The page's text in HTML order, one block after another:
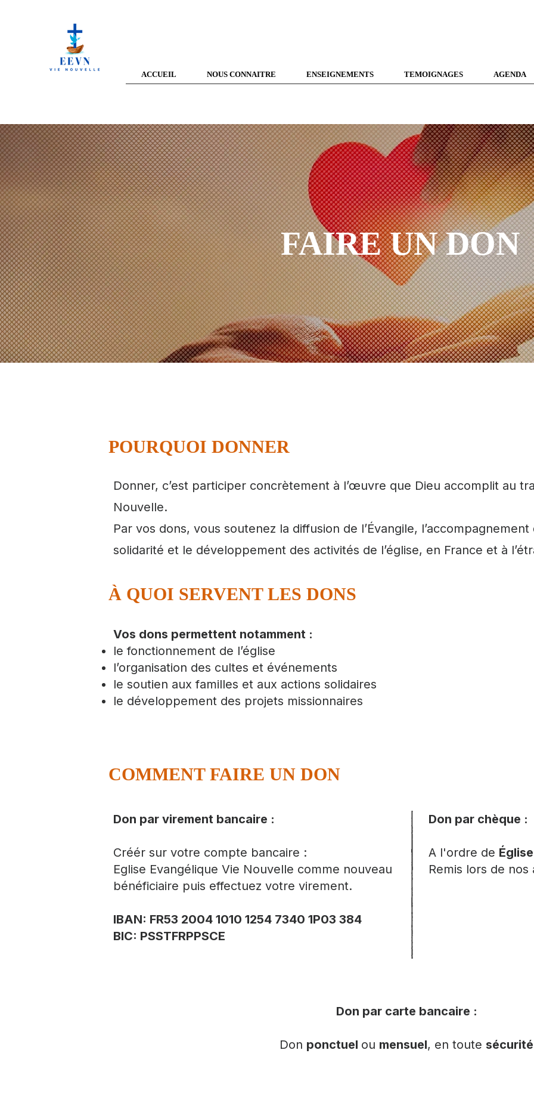
ACCUEIL NOUS CONNAITRE ENSEIGNEMENTS TEMOIGNAGES AGENDA
FAIRE UN DON
POURQUOI DONNER
Donner, c’est participer concrètement à l’œuvre que Dieu accomplit au
Nouvelle.
Par vos dons, vous soutenez la diffusion de l’Évangile,
solidarité et le développement des activités de l’église, en France et à
À QUOI SERVENT LES DONS
Vos dons permettent notamment :
le fonctionnement de l’église
l’organisation des cultes et événements
le soutien aux familles et aux actions solidaires
le développement des projets missionnaires
COMMENT FAIRE UN DON
Don par virement bancaire :
Créér sur votre compte bancaire :
Eglise Evangélique Vie Nouvelle comme nouveau
bénéficiaire puis effectuez votre virement.
IBAN: FR53 2004 1010 1254 7340 1P03 384
BIC: PSSTFRPPSCE
Don par chèque : ​
A l'ordre de
Remis lors de
Don par carte bancaire : ​
Don ponctuel ou mensuel, en toute sécurité